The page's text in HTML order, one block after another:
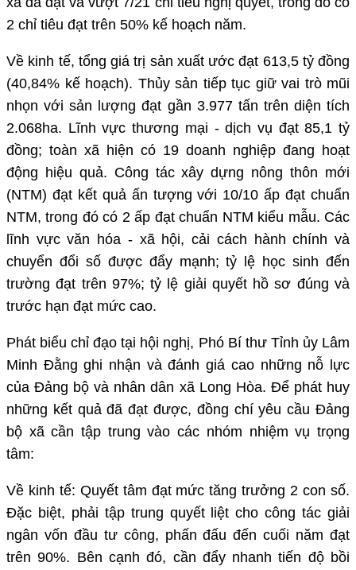
2 chỉ tiêu đạt trên 50% kế hoạch năm.
Về kinh tế, tổng giá trị sản xuất ước đạt 613,5 tỷ đồng
(40,84% kế hoạch). Thủy sản tiếp tục giữ vai trò mũi
nhọn với sản lượng đạt gần 3.977 tấn trên diện tích
2.068ha. Lĩnh vực thương mại - dịch vụ đạt 85,1 tỷ
đồng; toàn xã hiện có 19 doanh nghiệp đang hoạt
động hiệu quả. Công tác xây dựng nông thôn mới
(NTM) đạt kết quả ấn tượng với 10/10 ấp đạt chuẩn
NTM, trong đó có 2 ấp đạt chuẩn NTM kiểu mẫu. Các
lĩnh vực văn hóa - xã hội, cải cách hành chính và
chuyển đổi số được đẩy mạnh; tỷ lệ học sinh đến
trường đạt trên 97%; tỷ lệ giải quyết hồ sơ đúng và
trước hạn đạt mức cao.
Phát biểu chỉ đạo tại hội nghị, Phó Bí thư Tỉnh ủy Lâm
Minh Đằng ghi nhận và đánh giá cao những nỗ lực
của Đảng bộ và nhân dân xã Long Hòa. Để phát huy
những kết quả đã đạt được, đồng chí yêu cầu Đảng
bộ xã cần tập trung vào các nhóm nhiệm vụ trọng
tâm:
Về kinh tế: Quyết tâm đạt mức tăng trưởng 2 con số.
Đặc biệt, phải tập trung quyết liệt cho công tác giải
ngân vốn đầu tư công, phấn đấu đến cuối năm đạt
trên 90%. Bên cạnh đó, cần đẩy nhanh tiến độ bồi